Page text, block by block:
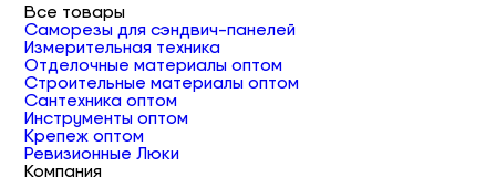
Все товары
Саморезы для сэндвич-панелей
Измерительная техника
Отделочные материалы оптом
Строительные материалы оптом
Сантехника оптом
Инструменты оптом
Крепеж оптом
Ревизионные Люки
Компания